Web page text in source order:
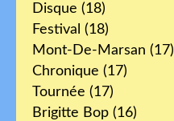
Disque (18)
Festival (18)
Mont-De-Marsan (17)
Chronique (17)
Tournée (17)
Brigitte Bop (16)